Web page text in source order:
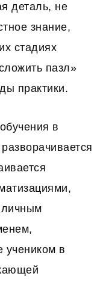
деталь, не
знание,
стадиях
пазл»
практики.
в
учеником в